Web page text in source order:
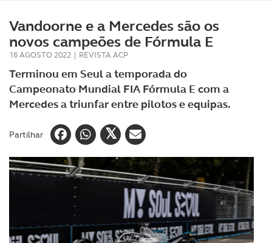
Vandoorne e a Mercedes são os
novos campeões de Fórmula E
16 AGOSTO 2022 | REVISTA ACP
Terminou em Seul a temporada do
Campeonato Mundial FIA Fórmula E com a
Mercedes a triunfar entre pilotos e equipas.
Partilhar